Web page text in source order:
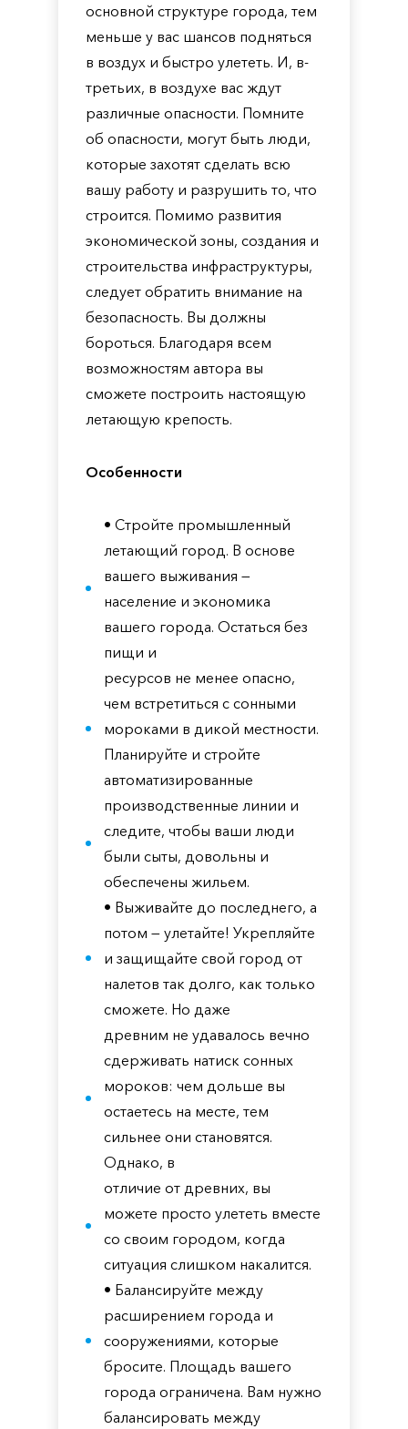
основной структуре города, тем
меньше у вас шансов подняться
в воздух и быстро улететь. И, в-
третьих, в воздухе вас ждут
различные опасности. Помните
об опасности, могут быть люди,
которые захотят сделать всю
вашу работу и разрушить то, что
строится. Помимо развития
экономической зоны, создания и
строительства инфраструктуры,
следует обратить внимание на
безопасность. Вы должны
бороться. Благодаря всем
возможностям автора вы
сможете построить настоящую
летающую крепость.
Особенности
• Стройте промышленный
летающий город. В основе
вашего выживания —
население и экономика
вашего города. Остаться без
пищи и
ресурсов не менее опасно,
чем встретиться с сонными
мороками в дикой местности.
Планируйте и стройте
автоматизированные
производственные линии и
следите, чтобы ваши люди
были сыты, довольны и
обеспечены жильем.
• Выживайте до последнего, а
потом — улетайте! Укрепляйте
и защищайте свой город от
налетов так долго, как только
сможете. Но даже
древним не удавалось вечно
сдерживать натиск сонных
мороков: чем дольше вы
остаетесь на месте, тем
сильнее они становятся.
Однако, в
отличие от древних, вы
можете просто улететь вместе
со своим городом, когда
ситуация слишком накалится.
• Балансируйте между
расширением города и
сооружениями, которые
бросите. Площадь вашего
города ограничена. Вам нужно
балансировать между